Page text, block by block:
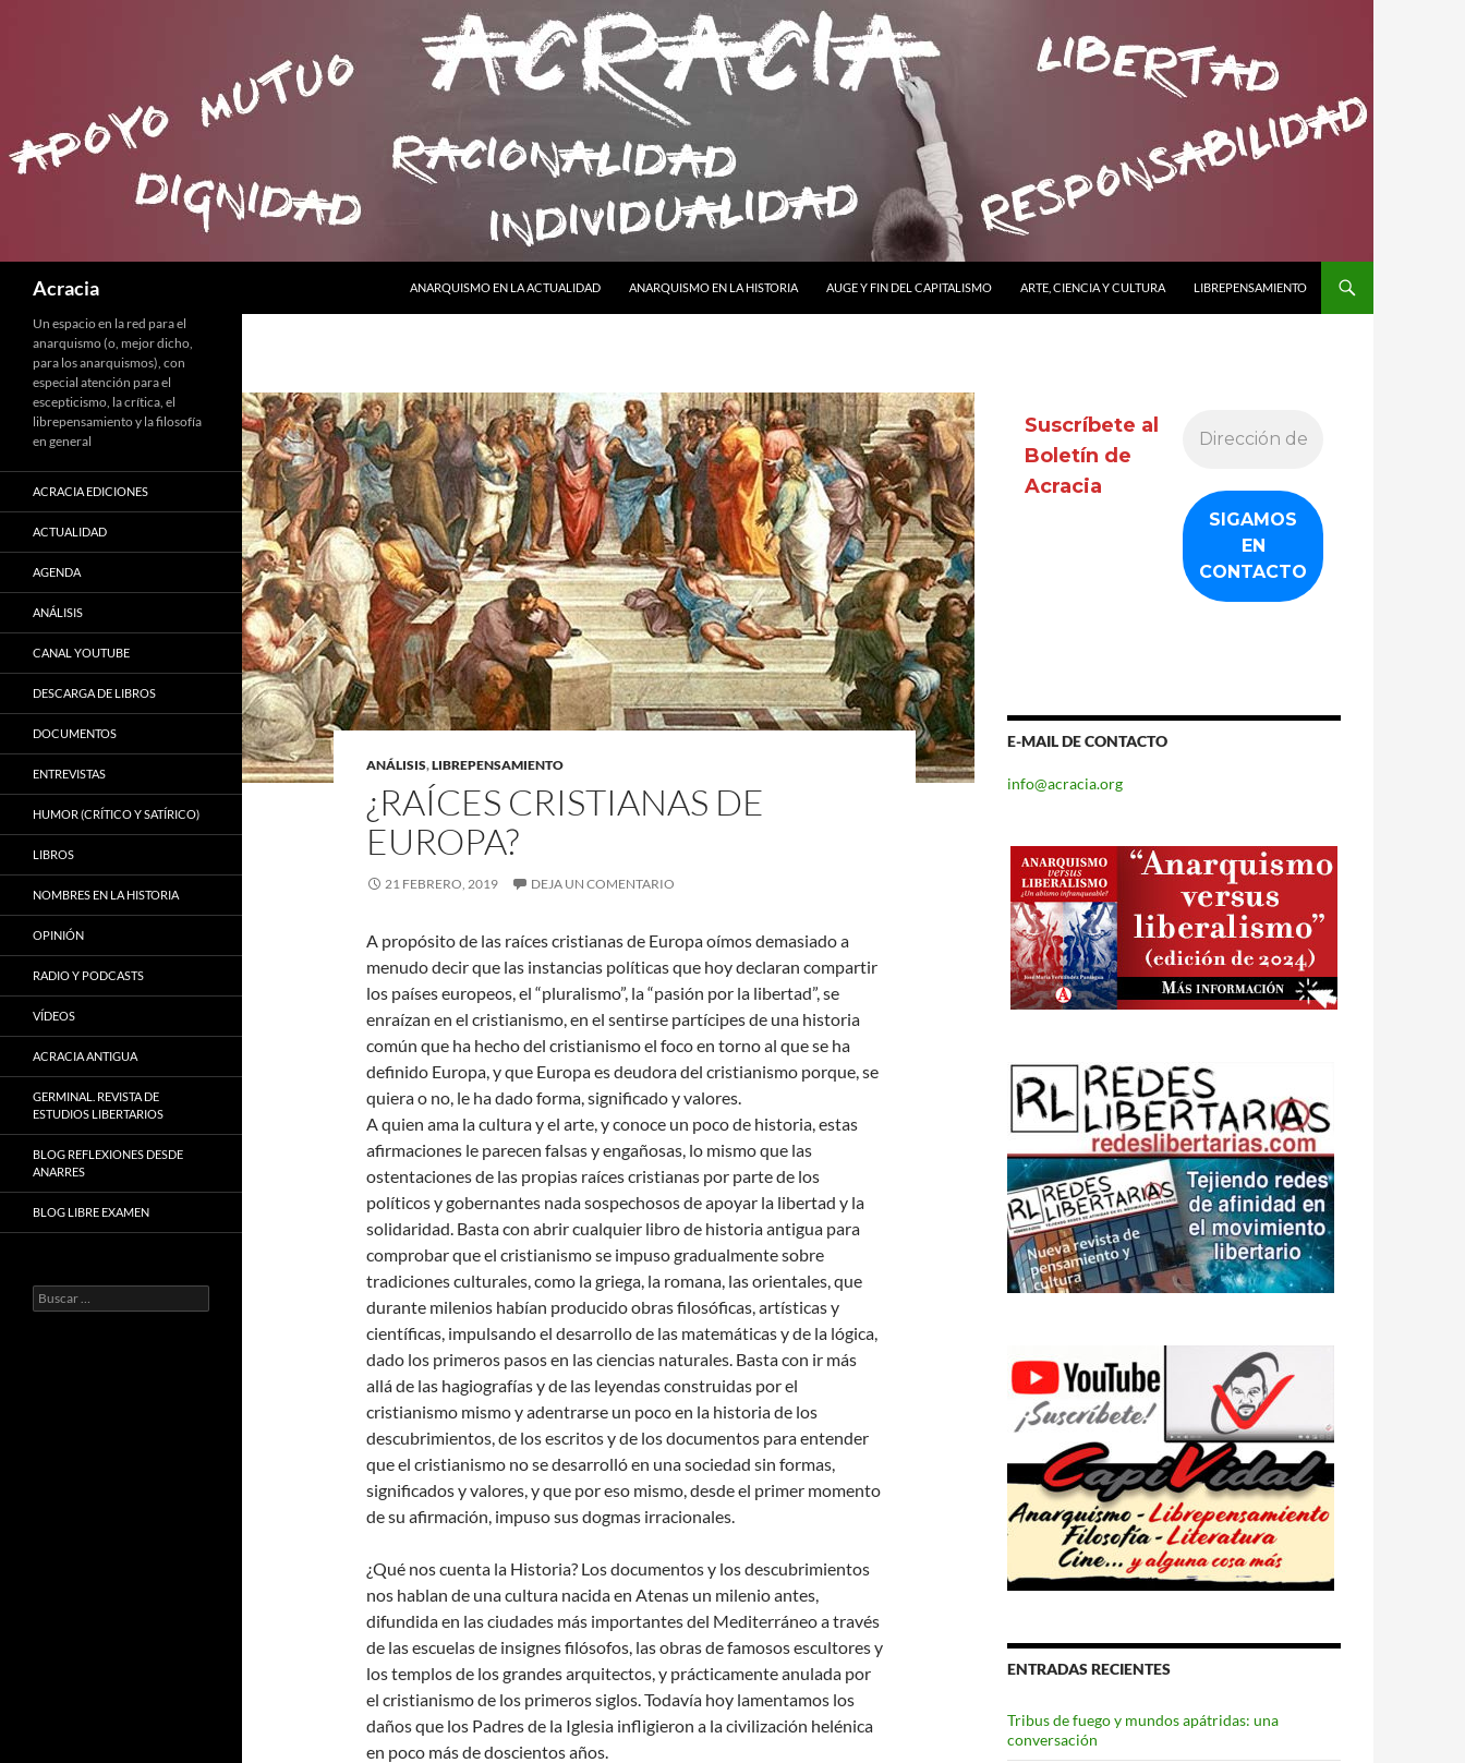
Acracia
ANARQUISMO EN LA ACTUALIDAD
ANARQUISMO EN LA HISTORIA AUGE Y FIN DEL CAPITALISMO ARTE, CIENCIA Y CULTURA LIBREPENSAMIENTO
ANÁLISIS,LIBREPENSAMIENTO
¿RAÍCES CRISTIANAS DE
EUROPA?
21 FEBRERO, 2019 DEJA UN COMENTARIO
A propósito de las raíces cristianas de Europa oímos demasiado a
menudo decir que las instancias políticas que hoy declaran compartir
los países europeos, el “pluralismo”, la “pasión por la libertad”, se
enraízan en el cristianismo, en el sentirse partícipes de una historia
común que ha hecho del cristianismo el foco en torno al que se ha
definido Europa, y que Europa es deudora del cristianismo porque, se
quiera o no, le ha dado forma, significado y valores.
A quien ama la cultura y el arte, y conoce un poco de historia, estas
afirmaciones le parecen falsas y engañosas, lo mismo que las
ostentaciones de las propias raíces cristianas por parte de los
políticos y gobernantes nada sospechosos de apoyar la libertad y la
solidaridad. Basta con abrir cualquier libro de historia antigua para
comprobar que el cristianismo se impuso gradualmente sobre
tradiciones culturales, como la griega, la romana, las orientales, que
durante milenios habían producido obras filosóficas, artísticas y
científicas, impulsando el desarrollo de las matemáticas y de la lógica,
dado los primeros pasos en las ciencias naturales. Basta con ir más
allá de las hagiografías y de las leyendas construidas por el
cristianismo mismo y adentrarse un poco en la historia de los
descubrimientos, de los escritos y de los documentos para entender
que el cristianismo no se desarrolló en una sociedad sin formas,
significados y valores, y que por eso mismo, desde el primer momento
de su afirmación, impuso sus dogmas irracionales.
¿Qué nos cuenta la Historia? Los documentos y los descubrimientos
nos hablan de una cultura nacida en Atenas un milenio antes,
difundida en las ciudades más importantes del Mediterráneo a través
de las escuelas de insignes filósofos, las obras de famosos escultores y
los templos de los grandes arquitectos, y prácticamente anulada por
el cristianismo de los primeros siglos. Todavía hoy lamentamos los
daños que los Padres de la Iglesia infligieron a la civilización helénica
en poco más de doscientos años.
Suscríbete al
Boletín de
Acracia
E-MAIL DE CONTACTO
info@acracia.org
ENTRADAS RECIENTES
Tribus de fuego y mundos apátridas: una
conversación
Un espacio en la red para el
anarquismo (o, mejor dicho,
para los anarquismos), con
especial atención para el
escepticismo, la crítica, el
librepensamiento y la filosofía
en general
ACRACIA EDICIONES
ACTUALIDAD
AGENDA
ANÁLISIS
CANAL YOUTUBE
DESCARGA DE LIBROS
DOCUMENTOS
ENTREVISTAS
HUMOR (CRÍTICO Y SATÍRICO)
LIBROS
NOMBRES EN LA HISTORIA
OPINIÓN
RADIO Y PODCASTS
VÍDEOS
ACRACIA ANTIGUA
GERMINAL. REVISTA DE
ESTUDIOS LIBERTARIOS
BLOG REFLEXIONES DESDE
ANARRES
BLOG LIBRE EXAMEN
Buscar: